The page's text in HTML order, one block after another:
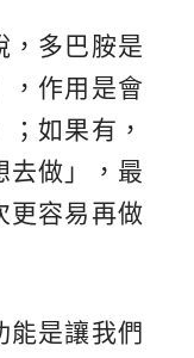
，多巴胺是
，作用是會
如果有，
去做」，最
更容易再做
能是讓我們